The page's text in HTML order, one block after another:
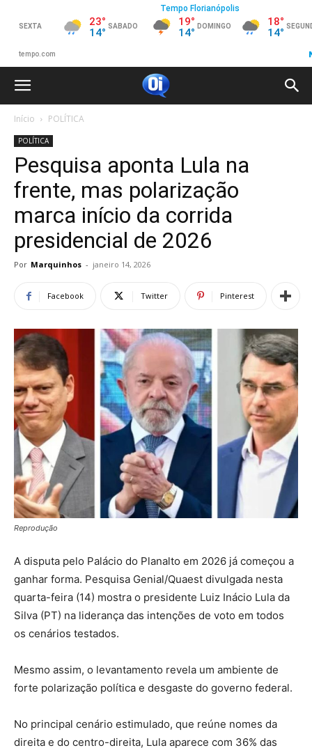
Início POLÍTICA
POLÍTICA
Pesquisa aponta Lula na
frente, mas polarização
marca início da corrida
presidencial de 2026
Por Marquinhos - janeiro 14, 2026
Facebook Twitter Pinterest
Reprodução
A disputa pelo Palácio do Planalto em 2026 já começou a
ganhar forma. Pesquisa Genial/Quaest divulgada nesta
quarta-feira (14) mostra o presidente Luiz Inácio Lula da
Silva (PT) na liderança das intenções de voto em todos
os cenários testados.
Mesmo assim, o levantamento revela um ambiente de
forte polarização política e desgaste do governo federal.
No principal cenário estimulado, que reúne nomes da
direita e do centro-direita, Lula aparece com 36% das